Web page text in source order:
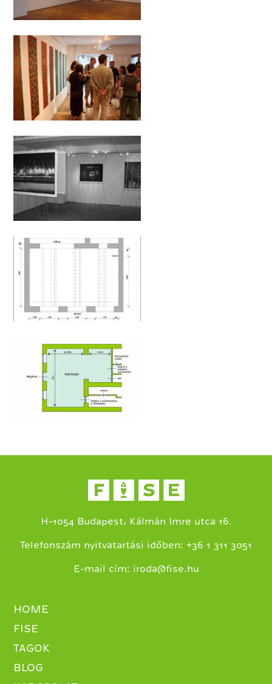
H-1054 Budapest, Kálmán Imre utca 16.
Telefonszám nyitvatartási időben: +36 1 311 3051
E-mail cím: iroda@fise.hu
HOME
FISE
TAGOK
BLOG